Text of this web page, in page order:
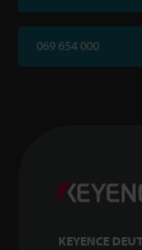
069 654 000
KEYENCE